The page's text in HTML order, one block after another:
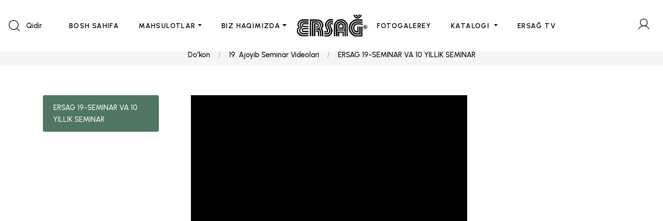
Qidir BOSH SAHIFA MAHSULOTLAR BIZ HAQIMIZDA FOTOGALEREY KATALOGI ERSAĞ TV
Do'kon 19. Ajoyib Seminar Videolari ERSAG 19-SEMINAR VA 10 YILLIK SEMINAR
ERSAG 19-SEMINAR VA 10
YILLIK SEMINAR